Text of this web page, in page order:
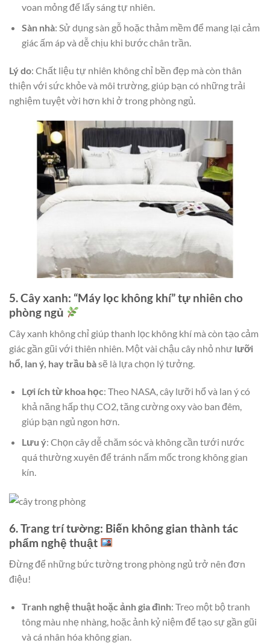
voan mỏng để lấy sáng tự nhiên.
Sàn nhà: Sử dụng sàn gỗ hoặc thảm mềm để mang lại cảm
giác ấm áp và dễ chịu khi bước chân trần.
Lý do: Chất liệu tự nhiên không chỉ bền đẹp mà còn thân
thiện với sức khỏe và môi trường, giúp bạn có những trải
nghiệm tuyệt vời hơn khi ở trong phòng ngủ.
5. Cây xanh: “Máy lọc không khí” tự nhiên cho
phòng ngủ
Cây xanh không chỉ giúp thanh lọc không khí mà còn tạo cảm
giác gần gũi với thiên nhiên. Một vài chậu cây nhỏ như lưỡi
hổ, lan ý, hay trầu bàsẽ là lựa chọn lý tưởng.
Lợi ích từ khoa học: Theo NASA, cây lưỡi hổ và lan ý có
khả năng hấp thụ CO2, tăng cường oxy vào ban đêm,
giúp bạn ngủ ngon hơn.
Lưu ý: Chọn cây dễ chăm sóc và không cần tưới nước
quá thường xuyên để tránh nấm mốc trong không gian
kín.
6. Trang trí tường: Biến không gian thành tác
phẩm nghệ thuật
Đừng để những bức tường trong phòng ngủ trở nên đơn
điệu!
Tranh nghệ thuật hoặc ảnh gia đình: Treo một bộ tranh
tông màu nhẹ nhàng, hoặc ảnh kỷ niệm để tạo sự gần gũi
và cá nhân hóa không gian.